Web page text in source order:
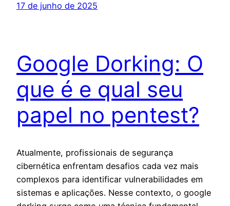
17 de junho de 2025
Google Dorking: O
que é e qual seu
papel no pentest?
Atualmente, profissionais de segurança
cibernética enfrentam desafios cada vez mais
complexos para identificar vulnerabilidades em
sistemas e aplicações. Nesse contexto, o google